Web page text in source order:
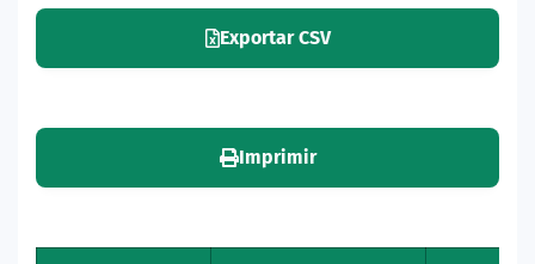
Exportar CSV
Imprimir